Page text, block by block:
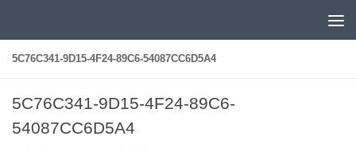
5C76C341-9D15-4F24-89C6-54087CC6D5A4
5C76C341-9D15-4F24-89C6-
54087CC6D5A4